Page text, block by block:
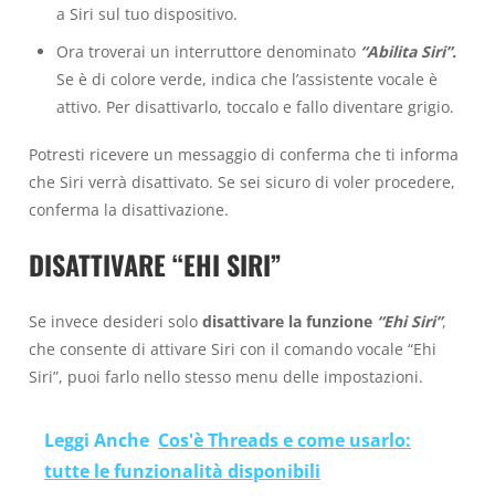
a Siri sul tuo dispositivo.
Ora troverai un interruttore denominato “Abilita Siri”.
Se è di colore verde, indica che l’assistente vocale è
attivo. Per disattivarlo, toccalo e fallo diventare grigio.
Potresti ricevere un messaggio di conferma che ti informa
che Siri verrà disattivato. Se sei sicuro di voler procedere,
conferma la disattivazione.
DISATTIVARE “EHI SIRI”
Se invece desideri solo disattivare la funzione “Ehi Siri”,
che consente di attivare Siri con il comando vocale “Ehi
Siri”, puoi farlo nello stesso menu delle impostazioni.
Leggi Anche Cos'è Threads e come usarlo:
tutte le funzionalità disponibili